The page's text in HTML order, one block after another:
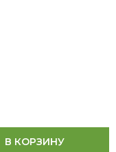
В КОРЗИНУ